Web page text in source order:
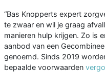
“Bas Knopperts expert
te zwaar en wil je graag
manieren hulp krijgen. Zo is
aanbod van een
genoemd. Sinds 2019
bepaalde voorwaarden